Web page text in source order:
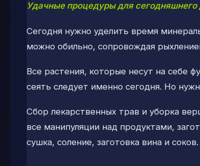
Удачные процедуры для сегодняшнего
Сегодня нужно уделить время
можно обильно, сопровождая
Все растения, которые несут на себе
сеять следует именно сегодня. Но
Сбор лекарственных трав и уборка
все манипуляции над продуктами,
сушка, соление, заготовка вина и соков.